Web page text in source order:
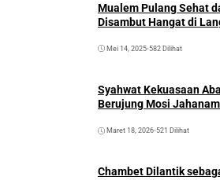
Mualem Pulang Sehat
Disambut Hangat di
Mei 14, 2025•582 Dilihat
Syahwat Kekuasaan
Berujung Mosi
Maret 18, 2026•521 Dilihat
Chambet Dilantik